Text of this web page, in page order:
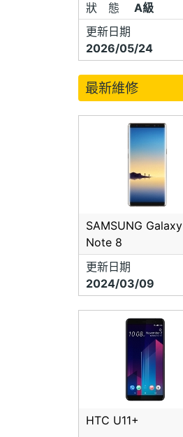
狀 態
A級
更新日期
2026/05/24
最新維修
SAMSUNG Galaxy
Note 8
更新日期
2024/03/09
HTC U11+